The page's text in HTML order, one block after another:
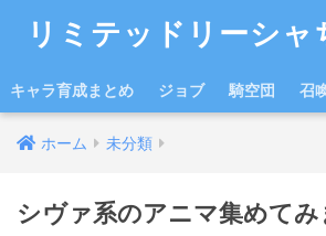
リミテッドリーシャ
キャラ育成まとめ ジョブ 騎空団 召
ホーム 未分類
シヴァ系のアニマ集めて